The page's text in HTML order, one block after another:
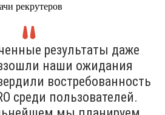
рекрутеров
результаты даже
наши ожидания
востребованность
среди пользователей.